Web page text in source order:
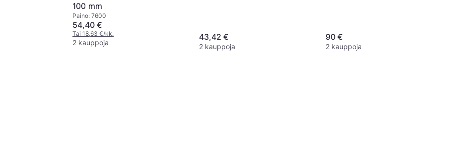
100 mm
Paino: 7600
54,40 €
Tai 18,63 €/kk.
2 kauppoja
43,42 €
2 kauppoja
90 €
2 kauppoja